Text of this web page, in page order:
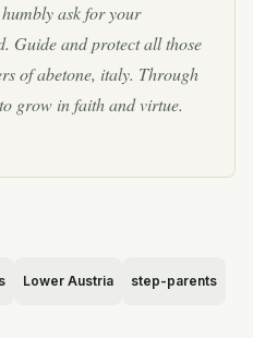
ask for your
Guide and protect all those
of abetone, italy. Through
grow in faith and virtue.
Lower Austria step-parents